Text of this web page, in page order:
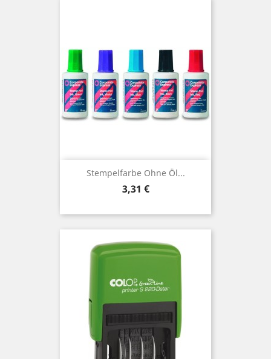
Stempelfarbe Ohne Öl...
Preis
3,31 €